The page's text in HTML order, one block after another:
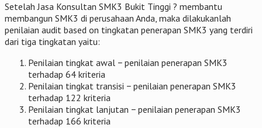
Setelah Jasa Konsultan SMK3 Bukit Tinggi ? membantu
membangun SMK3 di perusahaan Anda, maka dilakukanlah
penilaian audit based on tingkatan penerapan SMK3 yang terdiri
dari tiga tingkatan yaitu:
Penilaian tingkat awal − penilaian penerapan SMK3
terhadap 64 kriteria
Penilaian tingkat transisi − penilaian penerapan SMK3
terhadap 122 kriteria
Penilaian tingkat lanjutan − penilaian penerapan SMK3
terhadap 166 kriteria